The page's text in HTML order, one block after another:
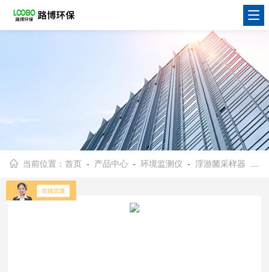
当前位置：首页 - 产品中心 -环境监测仪 -浮游菌采样器